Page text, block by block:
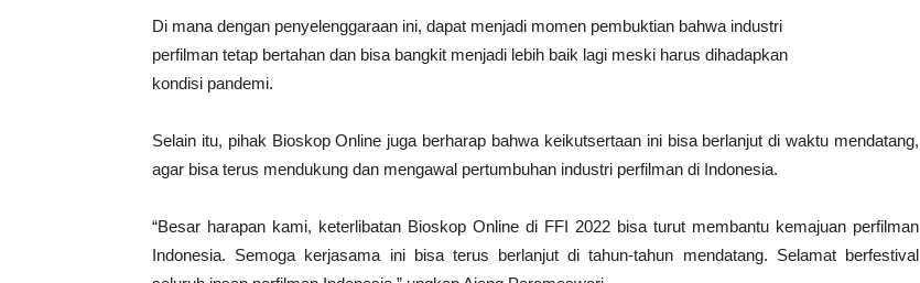
Di mana dengan penyelenggaraan ini, dapat menjadi momen pembuktian bahwa industri
perfilman tetap bertahan dan bisa bangkit menjadi lebih baik lagi meski harus dihadapkan
kondisi pandemi.
Selain itu, pihak Bioskop Online juga berharap bahwa keikutsertaan ini bisa berlanjut di waktu mendatang,
agar bisa terus mendukung dan mengawal pertumbuhan industri perfilman di Indonesia.
“Besar harapan kami, keterlibatan Bioskop Online di FFI 2022 bisa turut membantu kemajuan perfilman
Indonesia. Semoga kerjasama ini bisa terus berlanjut di tahun-tahun mendatang. Selamat berfestival